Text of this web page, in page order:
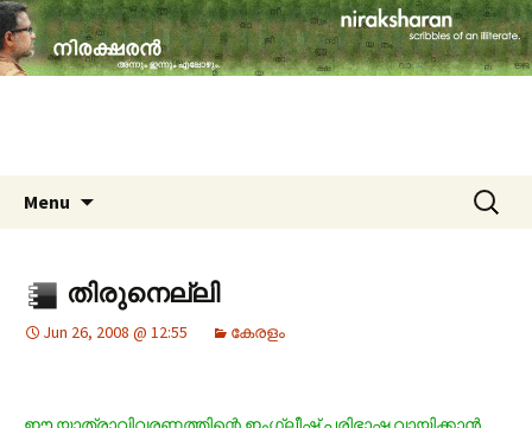
niraksharan (നിരക്ഷരൻ)
travelogues, book reviews, social issues,
cinema, memories & lot more…
Menu
Search
for:
തിരുനെല്ലി
Jun 26, 2008 @ 12:55 കേരളം